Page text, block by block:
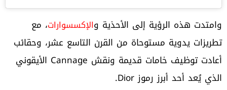
وامتدت هذه الرؤية إلى الأحذية والإكسسوارات، مع
تطريزات يدوية مستوحاة من القرن التاسع عشر، وحقائب
أعادت توظيف خامات قديمة ونقش Cannage الأيقوني
الذي يُعد أحد أبرز رموز Dior.